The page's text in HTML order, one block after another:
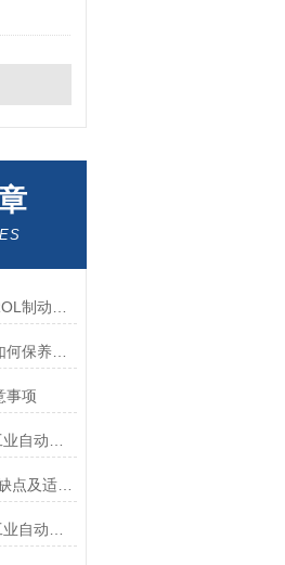
DEUBLIN(杜博林)旋转接头如何保养？需要注意哪些事项？
事项
美国AIRTROL压力开关的优缺点及适用范围讲解